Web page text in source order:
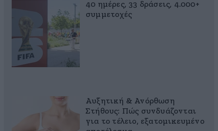
40 ημέρες, 33 δράσεις, 4.000+
συμμετοχές
Αυξητική & Ανόρθωση
Στήθους: Πώς συνδυάζονται
για το τέλειο, εξατομικευμένο